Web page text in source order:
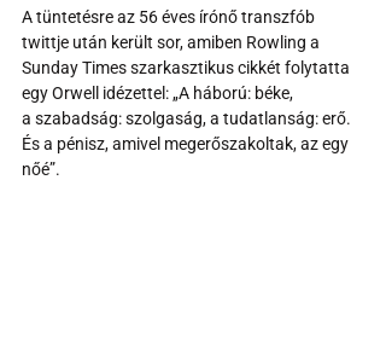
A tüntetésre az 56 éves írónő transzfób
twittje után került sor, amiben Rowling a
Sunday Times szarkasztikus cikkét folytatta
egy Orwell idézettel: „A háború: béke,
a szabadság: szolgaság, a tudatlanság: erő.
És a pénisz, amivel megerőszakoltak, az egy
nőé”.